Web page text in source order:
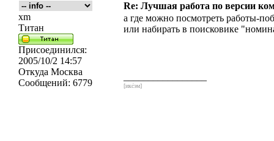
Re: Лучшая работа по версии
xm
Титан
Присоединился:
2005/10/2 14:57
Откуда Москва
Сообщений: 6779
а где можно посмотреть работы-
или набирать в поисковике
[икс́эм]